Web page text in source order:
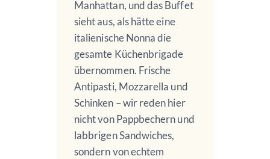
Manhattan, und das Buffet
sieht aus, als hätte eine
italienische Nonna die
gesamte Küchenbrigade
übernommen. Frische
Antipasti, Mozzarella und
Schinken – wir reden hier
nicht von Pappbechern und
labbrigen Sandwiches,
sondern von echtem